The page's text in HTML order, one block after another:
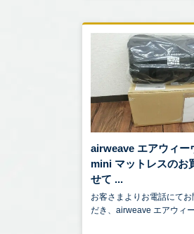
airweave エアウィー
mini マットレスのお
せて ...
お客さまよりお電話にて
だき、airweave エアウィ